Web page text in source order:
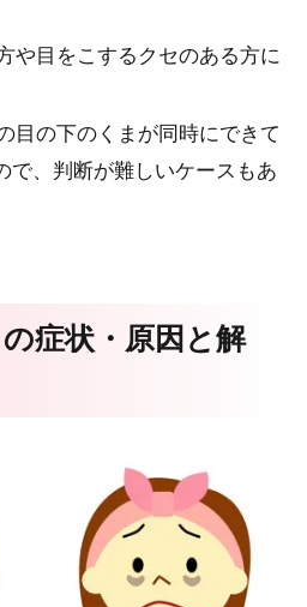
や目をこするクセのある方に
目の下のくまが同時にできて
で、判断が難しいケースもあ
症状・原因と解